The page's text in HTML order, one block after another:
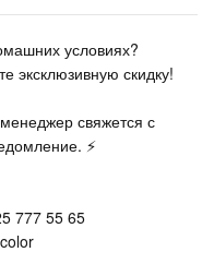
условиях?
эксклюзивную скидку!
свяжется с
⚡
777 55 65